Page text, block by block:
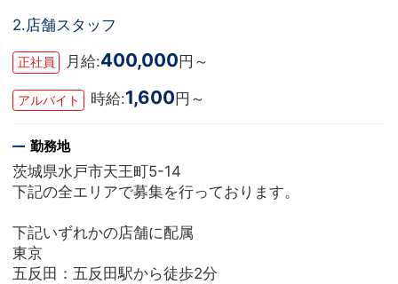
2.店舗スタッフ
正社員 月給:400,000円～
アルバイト 時給:1,600 円～
勤務地
茨城県水戸市天王町5-14
下記の全エリアで募集を行っております。
下記いずれかの店舗に配属
東京
五反田：五反田駅から徒歩2分